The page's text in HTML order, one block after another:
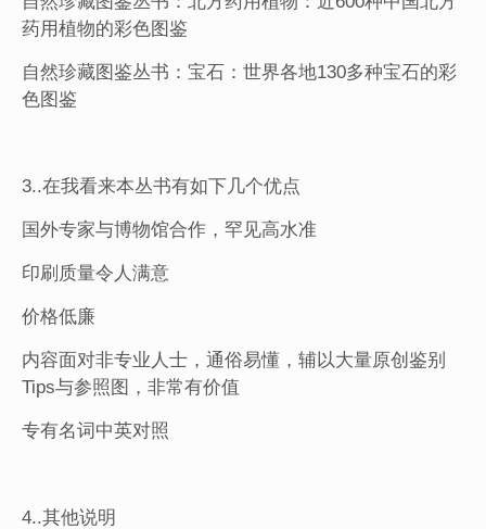
药用植物的彩色图鉴
自然珍藏图鉴丛书：宝石：世界各地130多种宝石的彩
色图鉴
3..在我看来本丛书有如下几个优点
国外专家与博物馆合作，罕见高水准
印刷质量令人满意
价格低廉
内容面对非专业人士，通俗易懂，辅以大量原创鉴别
Tips与参照图，非常有价值
专有名词中英对照
4..其他说明